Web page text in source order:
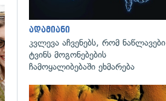
ადამიანი
კვლევა აჩვენებს, რომ ნაწლავები
ტვინს მოგონებების
ჩამოყალიბებაში ეხმარება